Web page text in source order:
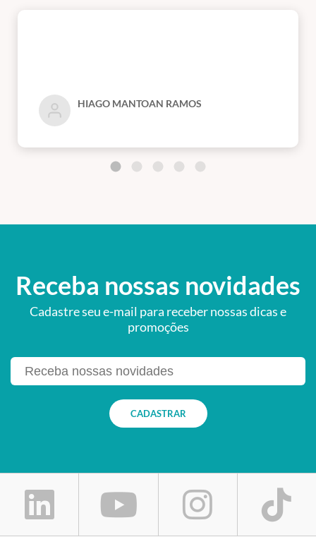
HIAGO MANTOAN RAMOS
Receba nossas novidades
Cadastre seu e-mail para receber nossas dicas e
promoções
CADASTRAR